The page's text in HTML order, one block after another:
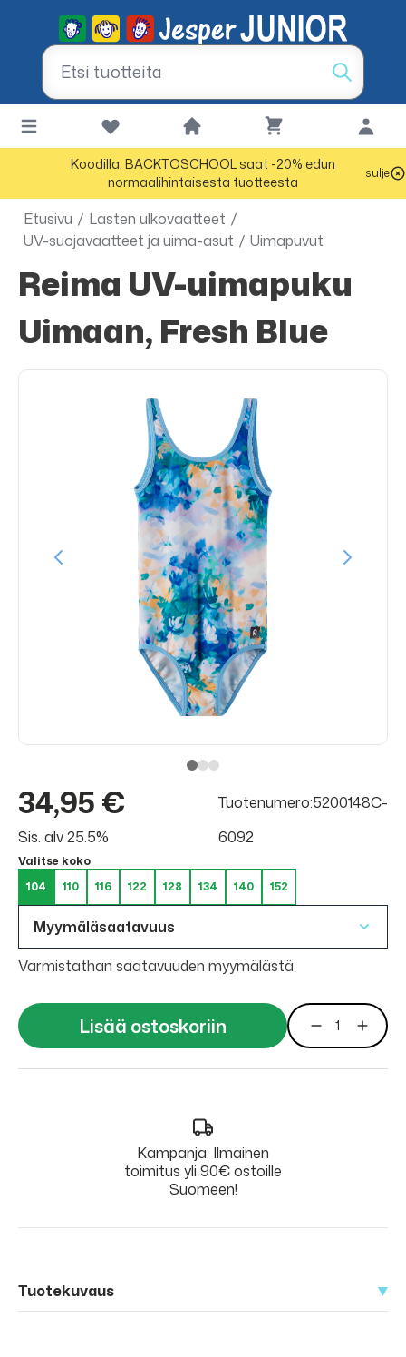
Koodilla: BACKTOSCHOOL saat -20% edun
normaalihintaisesta tuotteesta
sulje
Etusivu / Lasten ulkovaatteet /
UV-suojavaatteet ja uima-asut / Uimapuvut
Reima UV-uimapuku
Uimaan, Fresh Blue
34,95 €
Sis. alv 25.5%
Tuotenumero:5200148C-
6092
Valitse koko
104
110 116 122 128 134 140 152
Myymäläsaatavuus
Varmistathan saatavuuden myymälästä
Lisää ostoskoriin
Kampanja: Ilmainen
toimitus yli 90€ ostoille
Suomeen!
Tuotekuvaus